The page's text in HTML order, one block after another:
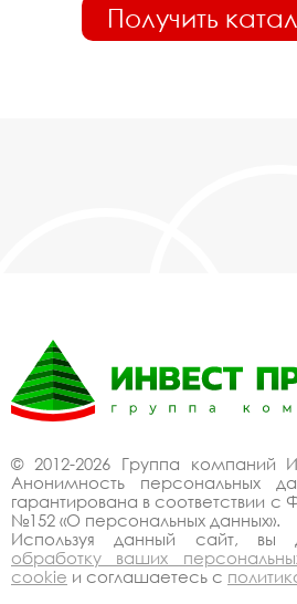
Получить
© 2012-2026 Группа компаний
Анонимность персональных
гарантирована в соответствии с
№152 «О персональных данных».
Используя данный сайт, вы
обработку ваших
cookie и соглашаетесь с